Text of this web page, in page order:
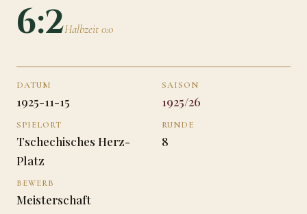
6:2Halbzeit 0:0
DATUM
1925-11-15
SAISON
1925/26
SPIELORT
Tschechisches Herz-
Platz
RUNDE
8
BEWERB
Meisterschaft